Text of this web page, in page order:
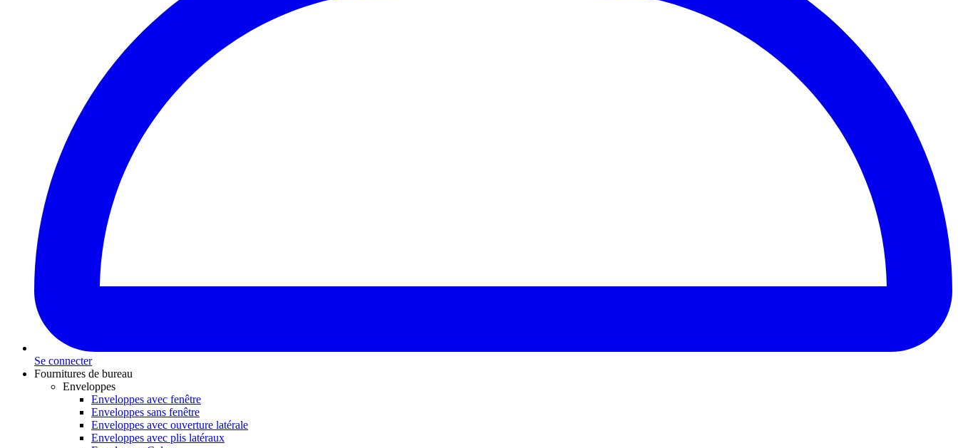
Se connecter
Fournitures de bureau
Enveloppes
Enveloppes avec fenêtre
Enveloppes sans fenêtre
Enveloppes avec ouverture latérale
Enveloppes avec plis latéraux